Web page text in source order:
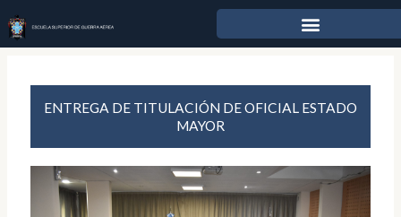
al
ENTREGA DE TITULACIÓN DE OFICIAL ESTADO
MAYOR